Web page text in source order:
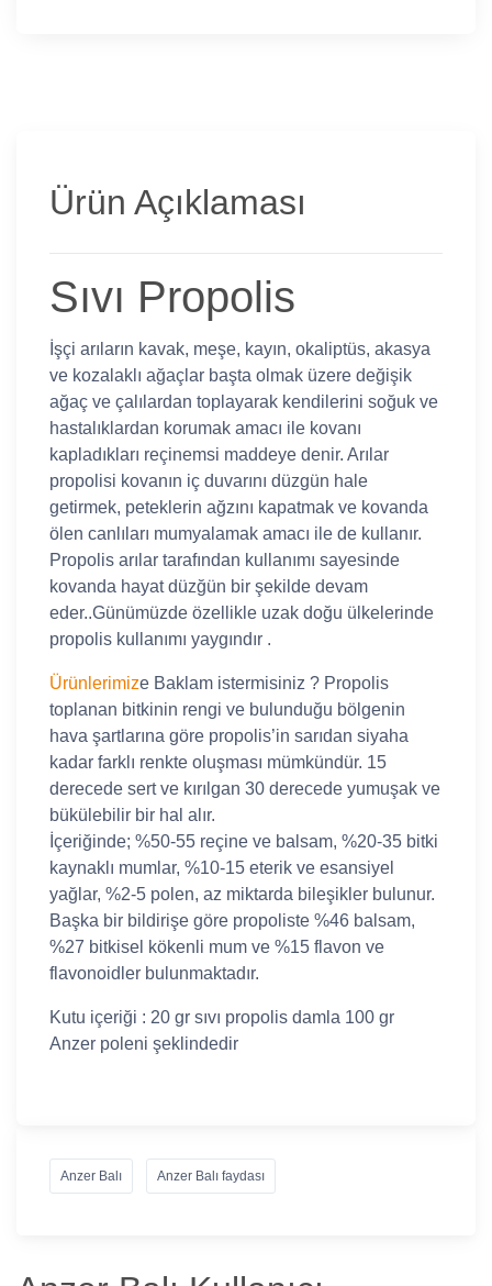
Ürün Açıklaması
Sıvı Propolis
İşçi arıların kavak, meşe, kayın, okaliptüs, akasya
ve kozalaklı ağaçlar başta olmak üzere değişik
ağaç ve çalılardan toplayarak kendilerini soğuk ve
hastalıklardan korumak amacı ile kovanı
kapladıkları reçinemsi maddeye denir. Arılar
propolisi kovanın iç duvarını düzgün hale
getirmek, peteklerin ağzını kapatmak ve kovanda
ölen canlıları mumyalamak amacı ile de kullanır.
Propolis arılar tarafından kullanımı sayesinde
kovanda hayat düzğün bir şekilde devam
eder..Günümüzde özellikle uzak doğu ülkelerinde
propolis kullanımı yaygındır .
Ürünlerimize Baklam istermisiniz ? Propolis
toplanan bitkinin rengi ve bulunduğu bölgenin
hava şartlarına göre propolis’in sarıdan siyaha
kadar farklı renkte oluşması mümkündür. 15
derecede sert ve kırılgan 30 derecede yumuşak ve
bükülebilir bir hal alır.
İçeriğinde; %50-55 reçine ve balsam, %20-35 bitki
kaynaklı mumlar, %10-15 eterik ve esansiyel
yağlar, %2-5 polen, az miktarda bileşikler bulunur.
Başka bir bildirişe göre propoliste %46 balsam,
%27 bitkisel kökenli mum ve %15 flavon ve
flavonoidler bulunmaktadır.
Kutu içeriği : 20 gr sıvı propolis damla 100 gr
Anzer poleni şeklindedir
Anzer Balı Anzer Balı faydası